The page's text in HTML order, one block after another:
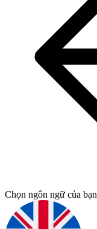
Chọn ngôn ngữ của bạn